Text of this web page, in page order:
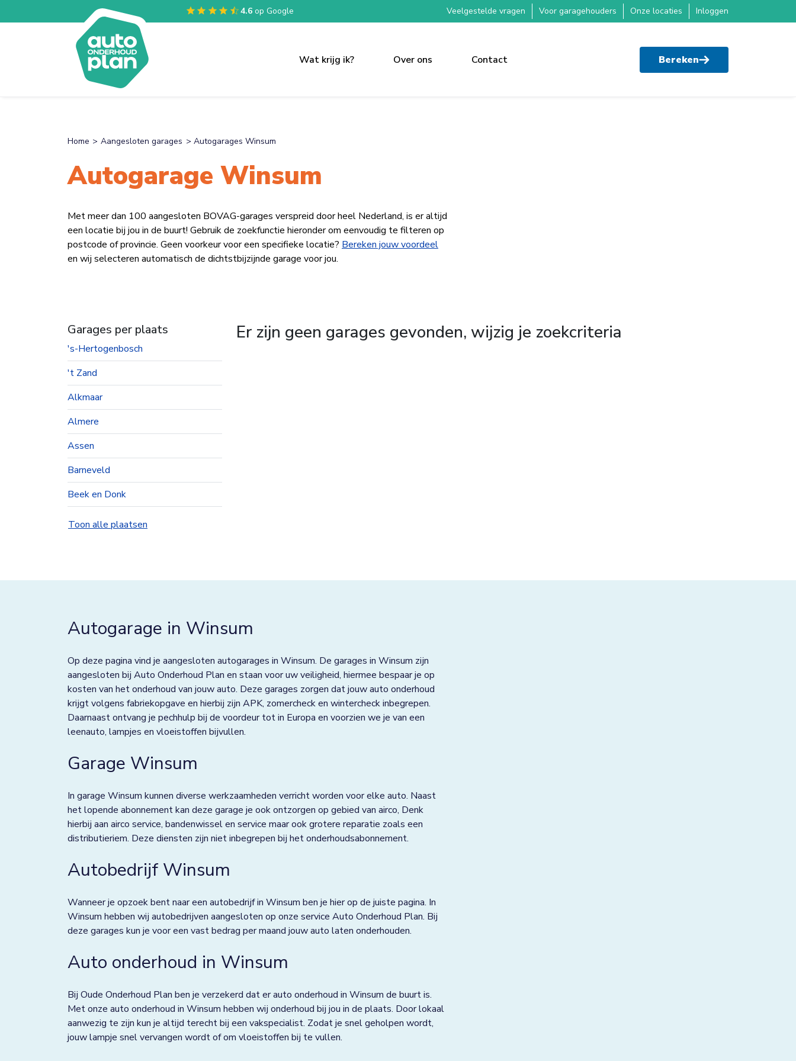
4.6 op Google Veelgestelde vragen Voor garagehouders Onze locaties Inloggen
Wat krijg ik? Over ons Contact Bereken
Home Aangesloten garages Autogarages Winsum
Autogarage Winsum
Met meer dan 100 aangesloten BOVAG-garages verspreid door heel Nederland, is er altijd
een locatie bij jou in de buurt! Gebruik de zoekfunctie hieronder om eenvoudig te filteren op
postcode of provincie. Geen voorkeur voor een specifieke locatie? Bereken jouw voordeel
en wij selecteren automatisch de dichtstbijzijnde garage voor jou.
Garages per plaats
's-Hertogenbosch
't Zand
Alkmaar
Almere
Assen
Barneveld
Beek en Donk
Beesd
Bredevoort
Bunnik
Bussum
Colmschate
Culemborg
De Lier
Deventer
Dieverbrug
Drachten
Eindhoven
Elst
Enkhuizen
Franeker
Toon alle plaatsen
Er zijn geen garages gevonden, wijzig je zoekcriteria
Autogarage in Winsum
Op deze pagina vind je aangesloten autogarages in Winsum. De garages in Winsum zijn
aangesloten bij Auto Onderhoud Plan en staan voor uw veiligheid, hiermee bespaar je op
kosten van het onderhoud van jouw auto. Deze garages zorgen dat jouw auto onderhoud
krijgt volgens fabriekopgave en hierbij zijn APK, zomercheck en wintercheck inbegrepen.
Daarnaast ontvang je pechhulp bij de voordeur tot in Europa en voorzien we je van een
leenauto, lampjes en vloeistoffen bijvullen.
Garage Winsum
In garage Winsum kunnen diverse werkzaamheden verricht worden voor elke auto. Naast
het lopende abonnement kan deze garage je ook ontzorgen op gebied van airco, Denk
hierbij aan airco service, bandenwissel en service maar ook grotere reparatie zoals een
distributieriem. Deze diensten zijn niet inbegrepen bij het onderhoudsabonnement.
Autobedrijf Winsum
Wanneer je opzoek bent naar een autobedrijf in Winsum ben je hier op de juiste pagina. In
Winsum hebben wij autobedrijven aangesloten op onze service Auto Onderhoud Plan. Bij
deze garages kun je voor een vast bedrag per maand jouw auto laten onderhouden.
Auto onderhoud in Winsum
Bij Oude Onderhoud Plan ben je verzekerd dat er auto onderhoud in Winsum de buurt is.
Met onze auto onderhoud in Winsum hebben wij onderhoud bij jou in de plaats. Door lokaal
aanwezig te zijn kun je altijd terecht bij een vakspecialist. Zodat je snel geholpen wordt,
jouw lampje snel vervangen wordt of om vloeistoffen bij te vullen.